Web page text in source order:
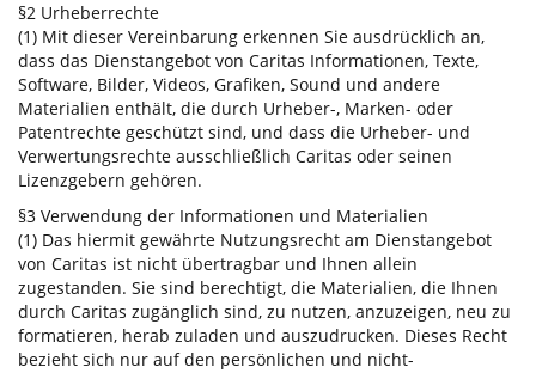
§2 Urheberrechte
(1) Mit dieser Vereinbarung erkennen Sie ausdrücklich an,
dass das Dienstangebot von Caritas Informationen, Texte,
Software, Bilder, Videos, Grafiken, Sound und andere
Materialien enthält, die durch Urheber-, Marken- oder
Patentrechte geschützt sind, und dass die Urheber- und
Verwertungsrechte ausschließlich Caritas oder seinen
Lizenzgebern gehören.
§3 Verwendung der Informationen und Materialien
(1) Das hiermit gewährte Nutzungsrecht am Dienstangebot
von Caritas ist nicht übertragbar und Ihnen allein
zugestanden. Sie sind berechtigt, die Materialien, die Ihnen
durch Caritas zugänglich sind, zu nutzen, anzuzeigen, neu zu
formatieren, herab zuladen und auszudrucken. Dieses Recht
bezieht sich nur auf den persönlichen und nicht-